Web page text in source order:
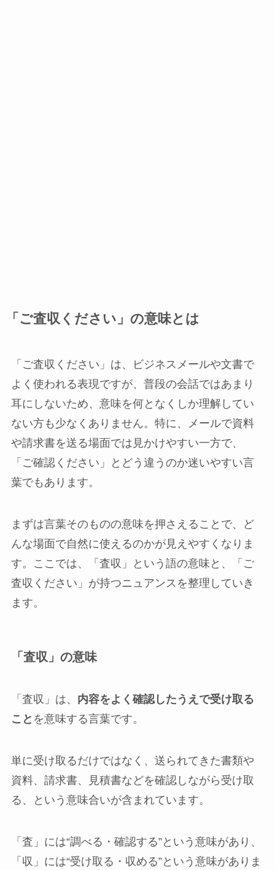
「ご査収ください」の意味とは
「ご査収ください」は、ビジネスメールや文書で
よく使われる表現ですが、普段の会話ではあまり
耳にしないため、意味を何となくしか理解してい
ない方も少なくありません。特に、メールで資料
や請求書を送る場面では見かけやすい一方で、
「ご確認ください」とどう違うのか迷いやすい言
葉でもあります。
まずは言葉そのものの意味を押さえることで、ど
んな場面で自然に使えるのかが見えやすくなりま
す。ここでは、「査収」という語の意味と、「ご
査収ください」が持つニュアンスを整理していき
ます。
「査収」の意味
「査収」は、 内容をよく確認したうえで受け取る
こと を意味する言葉です。
単に受け取るだけではなく、送られてきた書類や
資料、請求書、見積書などを確認しながら受け取
る、という意味合いが含まれています。
「査」には“調べる・確認する”という意味があり、
「収」には“受け取る・収める”という意味がありま